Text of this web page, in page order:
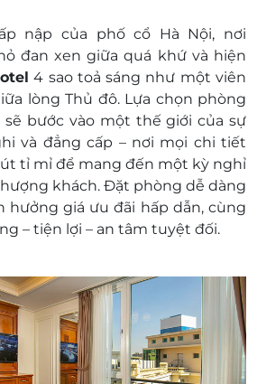
chào đón khi nhận phòng
cho số khách tiêu chuẩn/phòng
nước uống mỗi ngày trong
truy cập internet trong phòng
vực khác
đã bao gồm phí phục vụ và thuế
gồm: Chi phí cá nhân và các
và phụ thu khác:
tuổi
ăn sáng, ở cùng phòng và
với bố mẹ
nôi cho em bé, trẻ sơ sinh. Phụ
nập của phố cổ Hà Nội, nơi
đan xen giữa quá khứ và hiện
4 sao toả sáng như một viên
lòng Thủ đô. Lựa chọn phòng
sẽ bước vào một thế giới của sự
và đẳng cấp – nơi mọi chi tiết
tỉ mỉ để mang đến một kỳ nghỉ
khách. Đặt phòng dễ dàng
hưởng giá ưu đãi hấp dẫn, cùng
– tiện lợi – an tâm tuyệt đối.